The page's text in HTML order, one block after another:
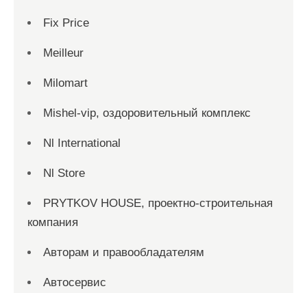
Fix Price
Meilleur
Milomart
Mishel-vip, оздоровительный комплекс
Nl International
Nl Store
PRYTKOV HOUSE, проектно-строительная
компания
Авторам и правообладателям
Автосервис